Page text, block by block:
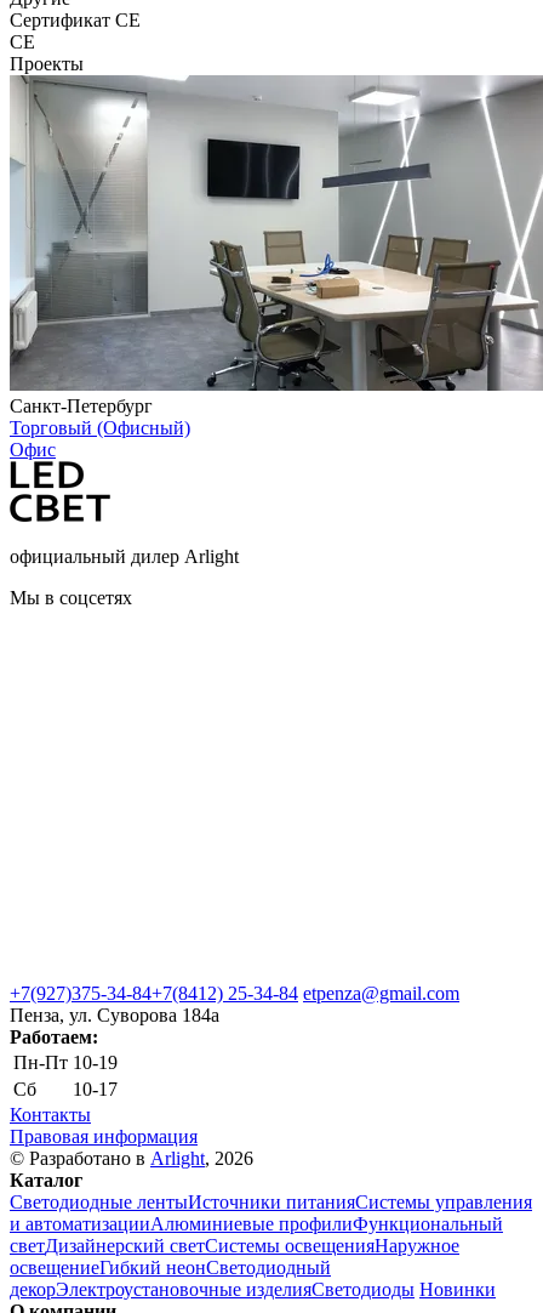
Сертификат CE
CE
Проекты
Санкт-Петербург
Торговый (Офисный)
Офис
официальный дилер Arlight
Мы в соцсетях
+7(927)375-34-84+7(8412) 25-34-84 etpenza@gmail.com
Пенза, ул. Cуворова 184а
Работаем:
Пн-Пт 10-19
Сб
10-17
Контакты
Правовая информация
© Разработано в Arlight, 2026
Каталог
Светодиодные лентыИсточники питанияСистемы управления
и автоматизацииАлюминиевые профилиФункциональный
светДизайнерский светСистемы освещенияНаружное
освещениеГибкий неонСветодиодный
декорЭлектроустановочные изделияСветодиоды Новинки